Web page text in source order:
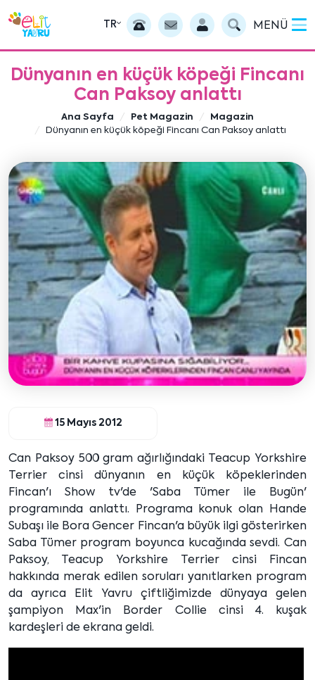
TR MENÜ
Dünyanın en küçük köpeği Fincanı
Can Paksoy anlattı
Ana Sayfa Pet Magazin
Magazin
Dünyanın en küçük köpeği Fincanı Can Paksoy anlattı
15 Mayıs 2012
Can Paksoy 500 gram ağırlığındaki Teacup Yorkshire
Terrier cinsi dünyanın en küçük köpeklerinden
Fincan'ı Show tv'de 'Saba Tümer ile Bugün'
programında anlattı. Programa konuk olan Hande
Subaşı ile Bora Gencer Fincan'a büyük ilgi gösterirken
Saba Tümer program boyunca kucağında sevdi. Can
Paksoy, Teacup Yorkshire Terrier cinsi Fincan
hakkında merak edilen soruları yanıtlarken program
da ayrıca Elit Yavru çiftliğimizde dünyaya gelen
şampiyon Max'in Border Collie cinsi 4. kuşak
kardeşleri de ekrana geldi.